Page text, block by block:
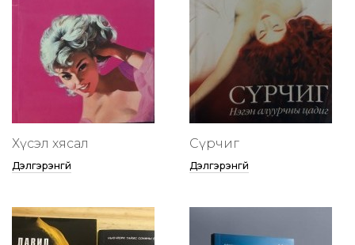
Хүсэл хясал
Дэлгэрэнгүй
Сүрчиг
Дэлгэрэнгүй